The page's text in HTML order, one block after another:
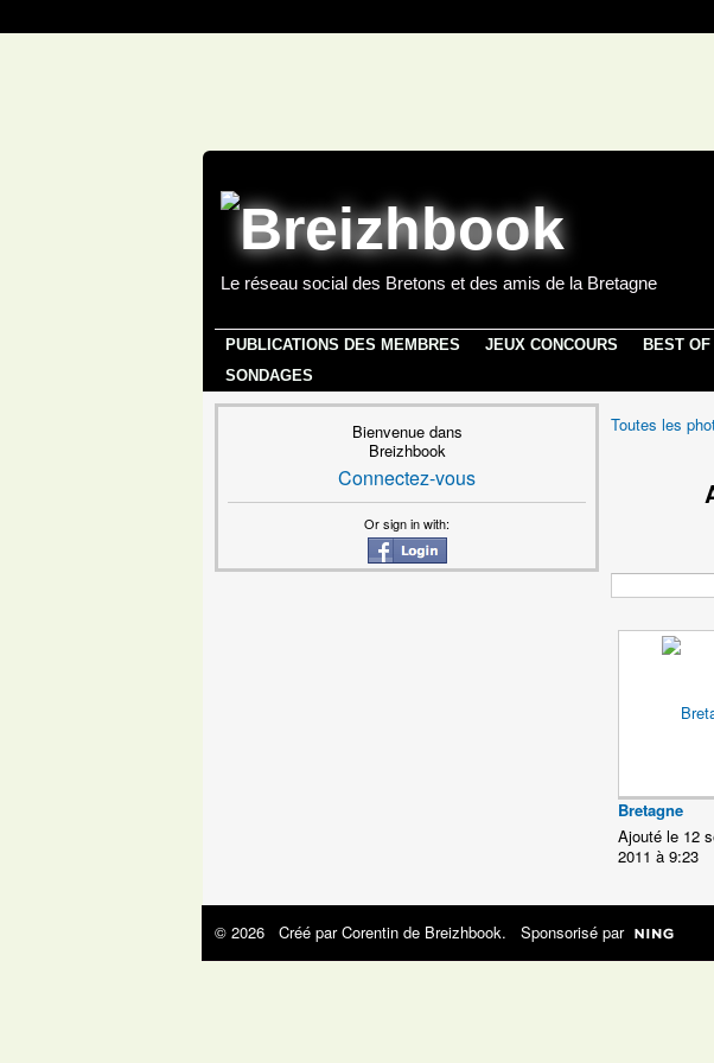
Le réseau social des Bretons et des amis de la Bretagne
PUBLICATIONS DES MEMBRES JEUX CONCOURS BEST
SONDAGES
Bienvenue dans
Breizhbook
Connectez-vous
Or sign in with:
Toutes les
Bretagne
Ajouté le 12
2011 à 9:23
© 2026 Créé parCorentin de Breizhbook. Sponsorisé par